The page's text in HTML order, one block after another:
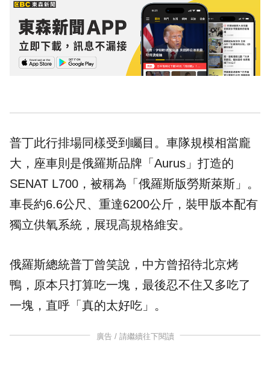
普丁此行排場同樣受到矚目。車隊規模相當龐
大，座車則是俄羅斯品牌「Aurus」打造的
SENAT L700，被稱為「俄羅斯版勞斯萊斯」。
車長約6.6公尺、重達6200公斤，裝甲版本配有
獨立供氧系統，展現高規格維安。
俄羅斯總統普丁曾笑說，中方曾招待北京烤
鴨，原本只打算吃一塊，最後忍不住又多吃了
一塊，直呼「真的太好吃」。
廣告 / 請繼續往下閱讀